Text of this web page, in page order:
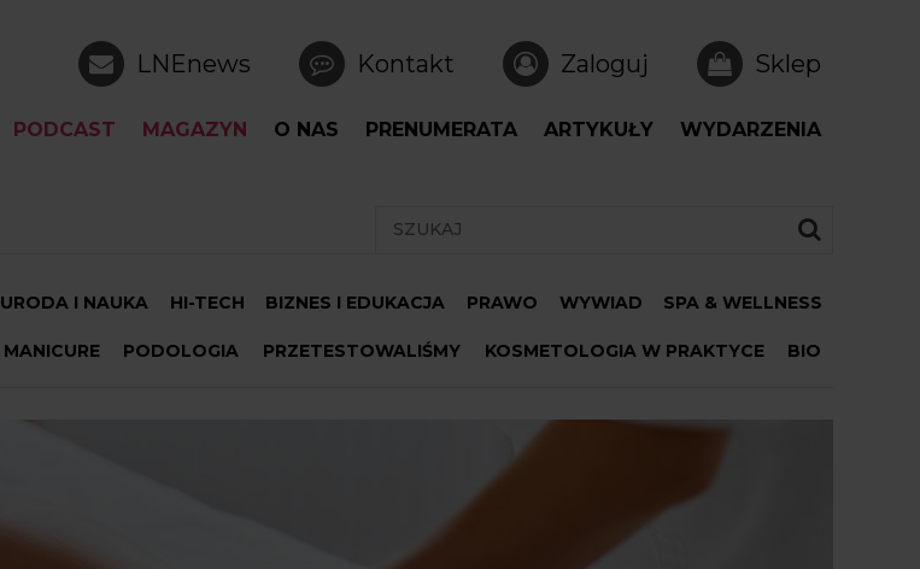
LNEnews Kontakt Zaloguj Sklep
PODCAST MAGAZYN O NAS PRENUMERATA ARTYKUŁY WYDARZENIA
URODA I NAUKA HI-TECH BIZNES I EDUKACJA PRAWO WYWIAD SPA & WELLNESS
MANICURE PODOLOGIA PRZETESTOWALIŚMY KOSMETOLOGIA W PRAKTYCE BIO